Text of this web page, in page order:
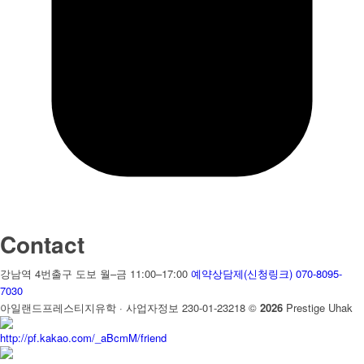
Contact
강남역 4번출구 도보 월–금 11:00–17:00 예약상담제(신청링크) 070-8095-
7030
아일랜드프레스티지유학 · 사업자정보 230-01-23218 © 2026 Prestige Uhak